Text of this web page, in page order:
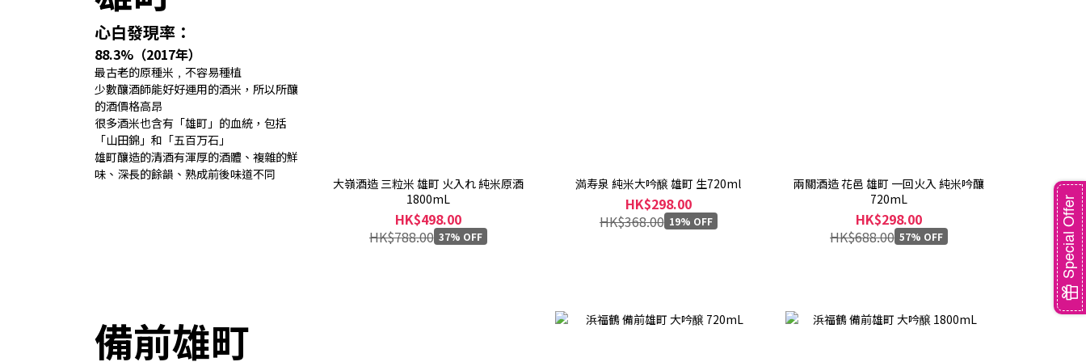
心白發現率：
88.3%（2017年）
最古老的原種米﹐不容易種植
少數釀酒師能好好運用的酒米，所以所釀
的酒價格高昂
很多酒米也含有「雄町」的血統，包括
「山田錦」和「五百万石」
雄町釀造的清酒有渾厚的酒體、複雜的鮮
味、深長的餘韻、熟成前後味道不同
大嶺酒造 三粒米 雄町 火入れ 純米原酒
1800mL
HK$498.00
HK$788.00 37% OFF
満寿泉 純米大吟醸 雄町 生720ml
HK$298.00
HK$368.00 19% OFF
兩關酒造 花邑 雄町 一回火入 純米吟釀
720mL
HK$298.00
HK$688.00 57% OFF
備前雄町
Special Offer